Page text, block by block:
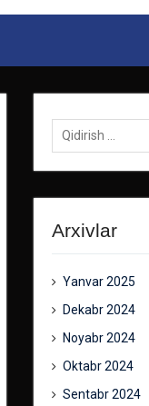
Qidirish:
Arxivlar
Yanvar 2025
Dekabr 2024
Noyabr 2024
Oktabr 2024
Sentabr 2024